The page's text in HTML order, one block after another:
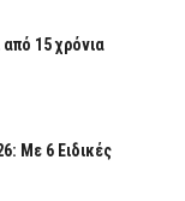
15 χρόνια
Με 6 Ειδικές